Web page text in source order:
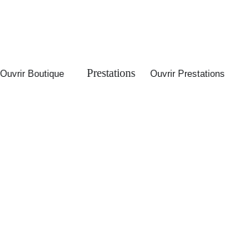
Ouvrir Boutique Prestations Ouvrir Prestations